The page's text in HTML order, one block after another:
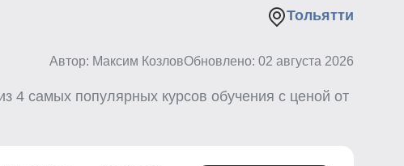
Тольятти
Автор: Максим КозловОбновлено: 02 августа 2026
4 самых популярных курсов обучения с ценой от